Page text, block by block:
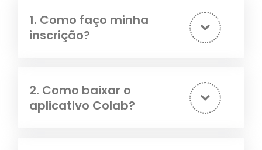
1. Como faço minha
inscrição?
2. Como baixar o
aplicativo Colab?